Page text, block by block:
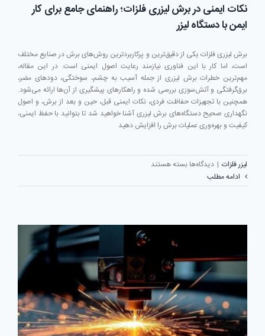
نکات ایمنی در برش لیزری فلزات؛ راهنمای جامع برای کار
ایمن با دستگاه لیزر
برش لیزری فلزات یکی از دقیق‌ترین و پرکاربردترین روش‌های برش در صنایع مختلف
است، اما کار با این فناوری نیازمند رعایت اصول ایمنی است. در این مقاله،
مهم‌ترین خطرات برش لیزری از جمله آسیب به چشم، سوختگی، دودهای مضر،
برق‌گرفتگی و آتش‌سوزی بررسی شده و راهکارهای پیشگیری از آن‌ها ارائه می‌شود.
همچنین با تجهیزات حفاظت فردی، نکات ایمنی قبل، حین و بعد از برش، و اصول
نگهداری صحیح دستگاه‌های برش لیزری آشنا خواهید شد تا بتوانید با حفظ ایمنی،
کیفیت و بهره‌وری عملیات برش را افزایش دهید
لیزر فلزات | دیدگاه‌ها برای
ایمنی
لیزری
راهنمای
جامع
کار
ایمن
با
دستگاه
لیزر
بسته هستند
ادامه مطلب